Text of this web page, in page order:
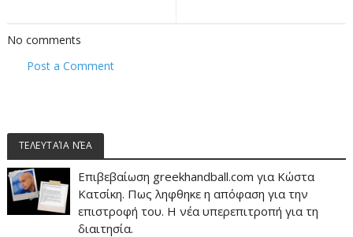
No comments
Post a Comment
ΤΕΛΕΥΤΑΊΑ ΝΈΑ
Επιβεβαίωση greekhandball.com για Κώστα
Κατσίκη. Πως ληφθηκε η απόφαση για την
επιστροφή του. Η νέα υπερεπιτροπή για τη
διαιτησία.